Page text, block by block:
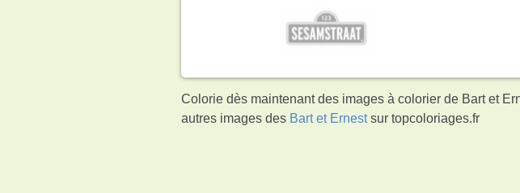
Colorie dès maintenant des images à colorier de Bart et
autres images des Bart et Ernestsur topcoloriages.fr